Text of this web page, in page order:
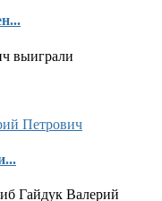
выиграли
Гайдук Валерий